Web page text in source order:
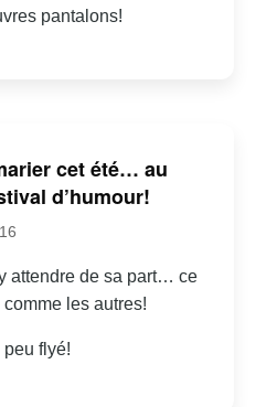
pantalons!
cet été… au
d’humour!
attendre de sa part… ce
les autres!
flyé!